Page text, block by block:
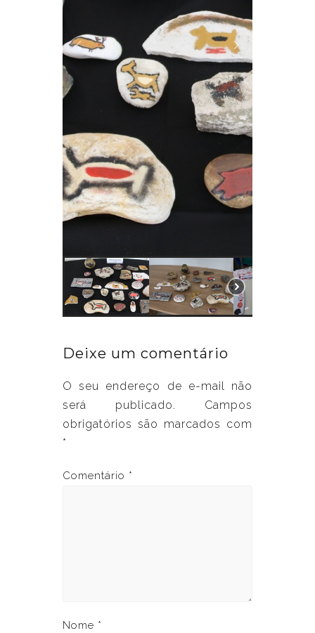
Deixe um comentário
O seu endereço de e-mail não
será publicado.
Campos
obrigatórios são marcados com
*
Comentário *
Nome *